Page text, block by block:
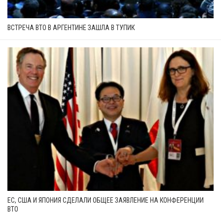
ВСТРЕЧА ВТО В АРГЕНТИНЕ ЗАШЛА В ТУПИК
ЕС, США И ЯПОНИЯ СДЕЛАЛИ ОБЩЕЕ ЗАЯВЛЕНИЕ НА КОНФЕРЕНЦИИ
ВТО